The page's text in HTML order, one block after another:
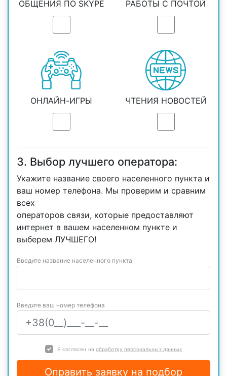
ОБЩЕНИЯ ПО SKYPE РАБОТЫ С ПОЧТОЙ
ОНЛАЙН-ИГРЫ ЧТЕНИЯ НОВОСТЕЙ
3. Выбор лучшего оператора:
Укажите название своего населенного пункта и
ваш номер телефона. Мы проверим и сравним
всех
операторов связи, которые предоставляют
интернет в вашем населенном пункте и
выберем ЛУЧШЕГО!
Введите название населенного пункта
Введите ваш номер телефона
Я согласен на обработку персональных данных
Оправить заявку на подбор